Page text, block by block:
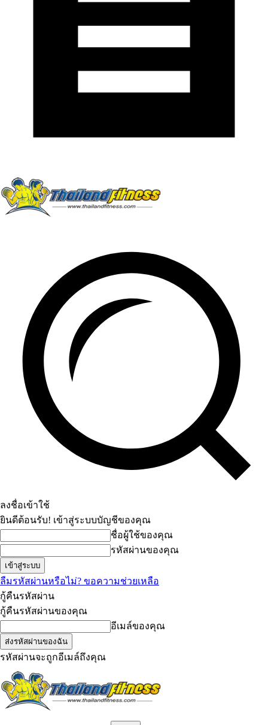
ลงชื่อเข้าใช้
ยินดีต้อนรับ! เข้าสู่ระบบบัญชีของคุณ
ชื่อผู้ใช้ของคุณ
รหัสผ่านของคุณ
ลืมรหัสผ่านหรือไม่? ขอความช่วยเหลือ
กู้คืนรหัสผ่าน
กู้คืนรหัสผ่านของคุณ
อีเมล์ของคุณ
รหัสผ่านจะถูกอีเมล์ถึงคุณ